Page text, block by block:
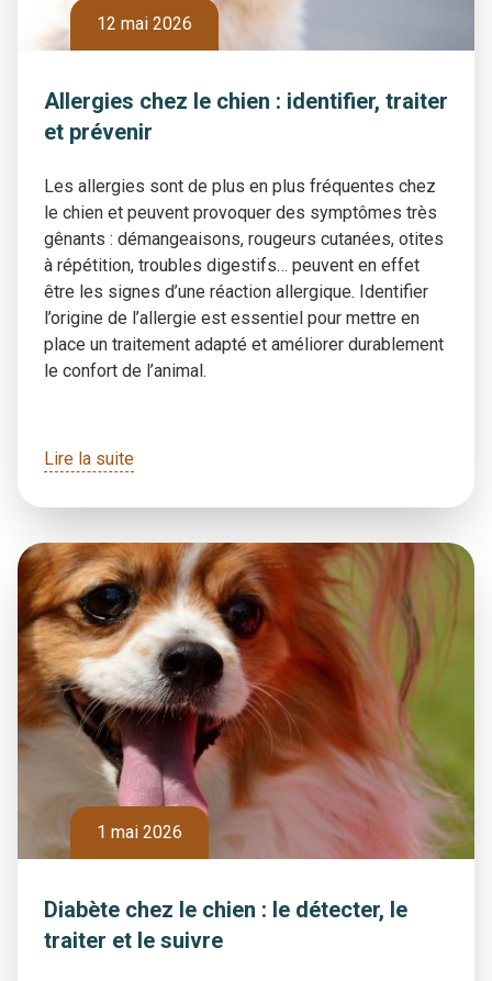
12 mai 2026
Allergies chez le chien : identifier, traiter
et prévenir
Les allergies sont de plus en plus fréquentes chez
le chien et peuvent provoquer des symptômes très
gênants : démangeaisons, rougeurs cutanées, otites
à répétition, troubles digestifs… peuvent en effet
être les signes d’une réaction allergique. Identifier
l’origine de l’allergie est essentiel pour mettre en
place un traitement adapté et améliorer durablement
le confort de l’animal.
Lire la suite
1 mai 2026
Diabète chez le chien : le détecter, le
traiter et le suivre